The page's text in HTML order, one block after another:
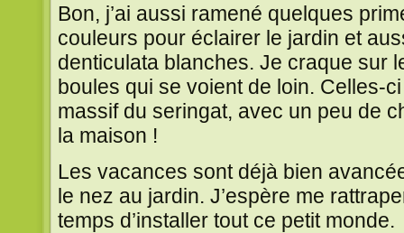
Bon, j’ai aussi ramené quelques
couleurs pour éclairer le jardin et
denticulata blanches. Je craque sur
boules qui se voient de loin. Celles-
massif du seringat, avec un peu de
la maison !
Les vacances sont déjà bien
le nez au jardin. J’espère me
temps d’installer tout ce petit monde.